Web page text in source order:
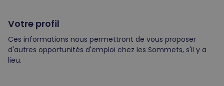
Votre profil
Ces informations nous permettront de vous proposer
d'autres opportunités d'emploi chez les Sommets, s'il y a
lieu.